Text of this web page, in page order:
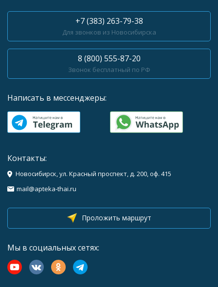
+7 (383) 263-79-38
Для звонков из Новосибирска
8 (800) 555-87-20
Звонок бесплатный по РФ
Написать в мессенджеры:
Контакты:
Новосибирск, ул. Красный проспект, д. 200, оф. 415
mail@apteka-thai.ru
Проложить маршрут
Мы в социальных сетях: